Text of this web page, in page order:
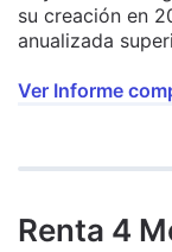
su creación en
anualizada
Ver Informe
Renta 4